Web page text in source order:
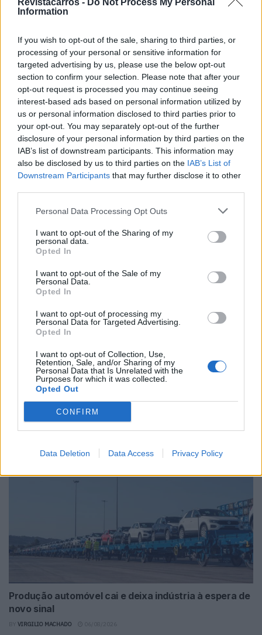
Revistacarros - Do Not Process My Personal
Information
If you wish to opt-out of the sale, sharing to third parties, or
processing of your personal or sensitive information for
targeted advertising by us, please use the below opt-out
section to confirm your selection. Please note that after your
opt-out request is processed you may continue seeing
interest-based ads based on personal information utilized by
us or personal information disclosed to third parties prior to
your opt-out. You may separately opt-out of the further
disclosure of your personal information by third parties on the
IAB’s list of downstream participants. This information may
also be disclosed by us to third parties on the IAB’s List of
Downstream Participants that may further disclose it to other
Personal Data Processing Opt Outs
I want to opt-out of the Sharing of my
personal data.
Opted In
I want to opt-out of the Sale of my
Personal Data.
Opted In
I want to opt-out of processing my
Personal Data for Targeted Advertising.
Opted In
I want to opt-out of Collection, Use,
Retention, Sale, and/or Sharing of my
Personal Data that Is Unrelated with the
Purposes for which it was collected.
Opted Out
CONFIRM
Data Deletion Data Access Privacy Policy
O Renault 5 Turbo 3E fará a sua estreia numa data
recomendado, de 155.000€ para os primeiros 500
signatários, na rede Renault, de uma reserva de
encomenda prioritária na Europa (incluindo o Reino
Unido), Médio Oriente, Japão e Austrália.
A possível fase de personalização está planeada para
2026, com as primeiras entregas previstas para 2027.
Tags: Renault 5 Turbo 3E
Novo Bugatti Destrier mostra que o W16
ainda não acabou
BYVIRGILIO MACHADO 06/08/2026
Produção automóvel cai e deixa indústria à espera de
novo sinal
VIRGILIO MACHADO